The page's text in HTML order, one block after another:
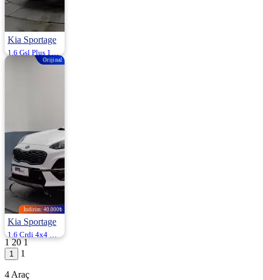
Kia Sportage
2013 | Manuel |Orijinal
İndirim: 40.000₺
Kia Sportage
2020 | Otomatik |
Dizel | 120.000
Km
2.180.000
1 20 1
1
4 Araç